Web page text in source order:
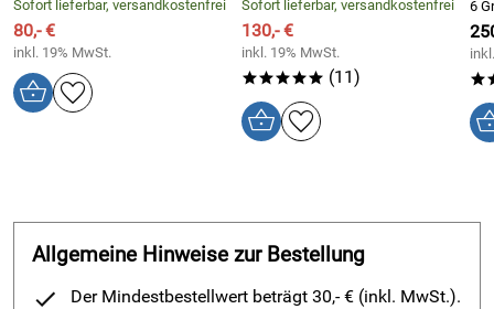
sehr lange Haltbarkeit durch Handnaht
bestens für individuell angefertigte orthopädische
Einlagen geeignet
Anthrazit/Wollfilz
Hersteller UVP 110€
Sofort lieferbar, versandkostenfrei
80,- €
inkl. 19% MwSt.
Sofort lieferbar, versandkostenfrei
130,- €
inkl. 19% MwSt.
***** (11)
6
Allgemeine Hinweise zur Bestellung
Der Mindestbestellwert beträgt 30,- € (inkl. MwSt.).